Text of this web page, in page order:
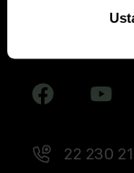
22 230